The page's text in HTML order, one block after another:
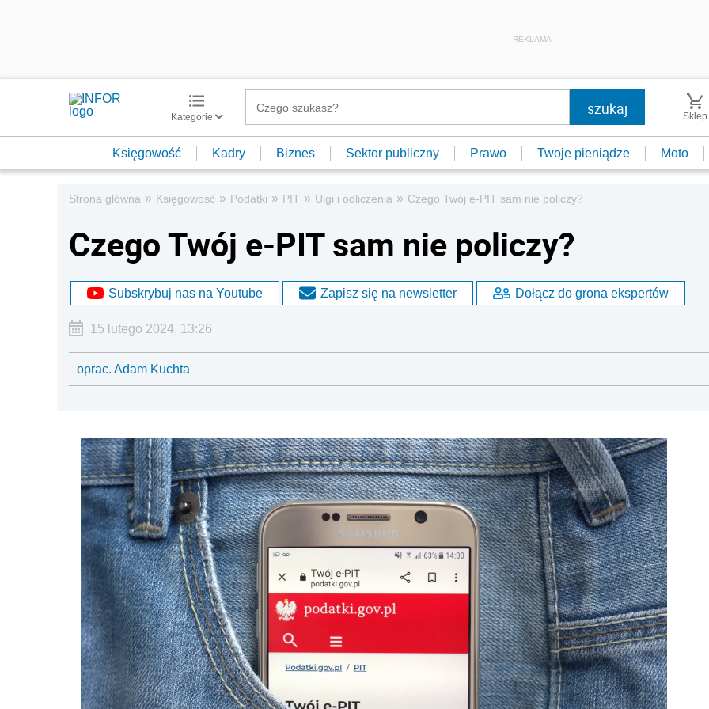
REKLAMA
Kategorie Sklep
Księgowość Kadry Biznes Sektor publiczny Prawo Twoje pieniądze Moto
Strona główna » Księgowość » Podatki » PIT » Ulgi i odliczenia » Czego Twój e-PIT sam nie policzy?
Czego Twój e-PIT sam nie policzy?
Subskrybuj nas na Youtube Zapisz się na newsletter Dołącz do grona ekspertów
15 lutego 2024, 13:26
oprac. Adam Kuchta